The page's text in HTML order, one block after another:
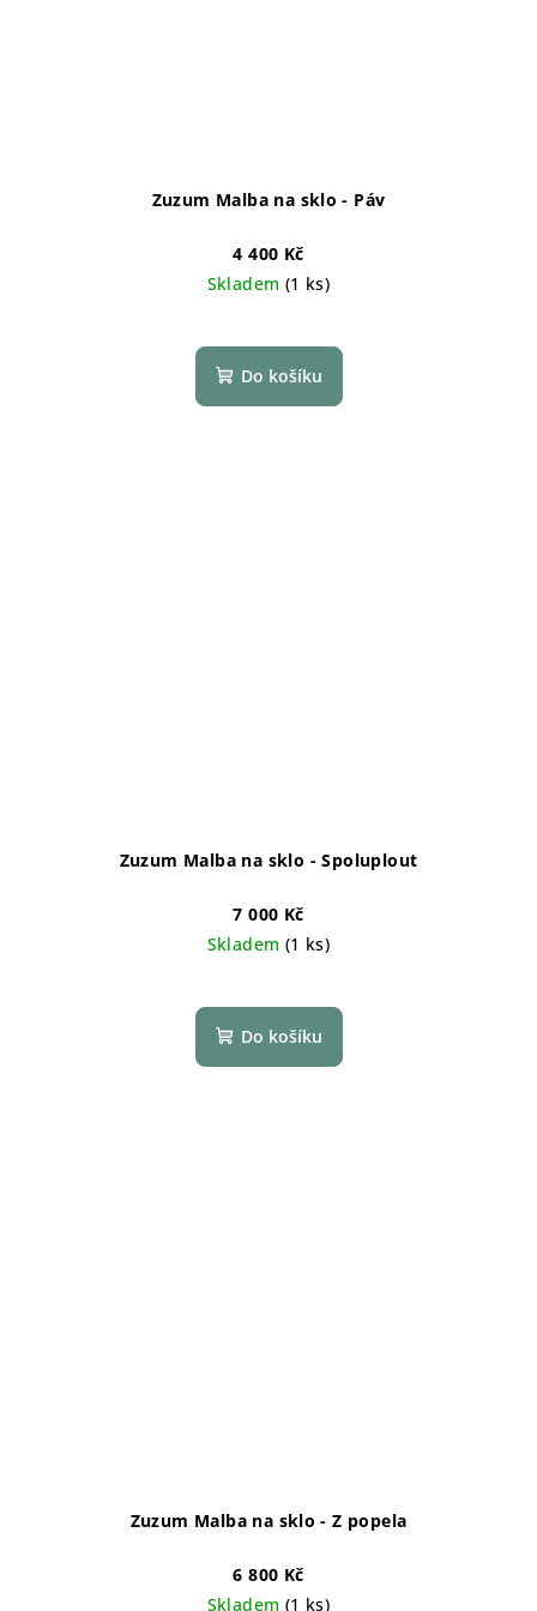
Zuzum Malba na sklo - Páv
4 400 Kč
Skladem (1 ks)
Do košíku
Zuzum Malba na sklo - Spoluplout
7 000 Kč
Skladem (1 ks)
Do košíku
Zuzum Malba na sklo - Z popela
6 800 Kč
Skladem (1 ks)